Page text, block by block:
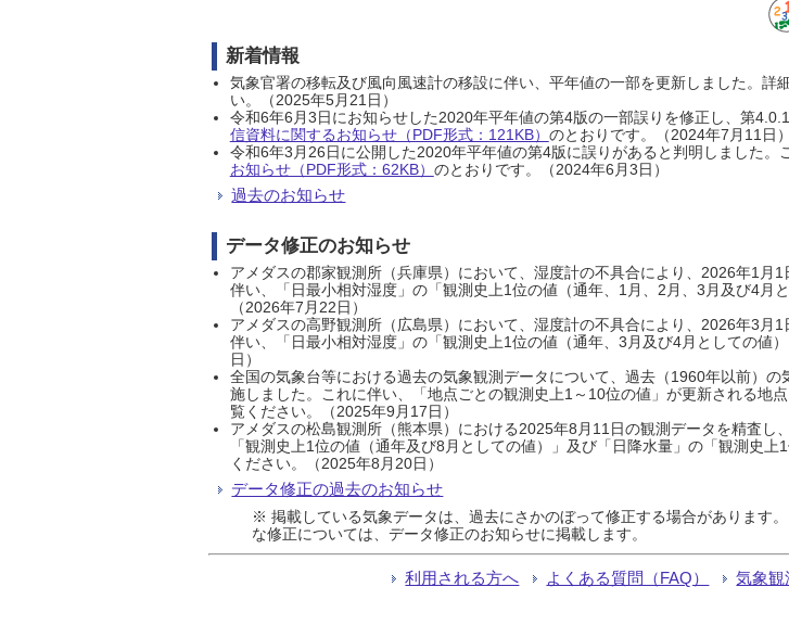
新着情報
気象官署の移転及び風向風速計の移設に伴い、平年値の一部を更新しました。詳
い。（2025年5月21日）
令和6年6月3日にお知らせした2020年平年値の第4版の一部誤りを修正し、第
信資料に関するお知らせ（PDF形式：121KB） のとおりです。（2024年7月11日）
令和6年3月26日に公開した2020年平年値の第4版に誤りがあると判明しました。
お知らせ（PDF形式：62KB） のとおりです。（2024年6月3日）
過去のお知らせ
データ修正のお知らせ
アメダスの郡家観測所（兵庫県）において、湿度計の不具合により、2026年1月
伴い、「日最小相対湿度」の「観測史上1位の値（通年、1月、2月、3月及び4月
（2026年7月22日）
アメダスの高野観測所（広島県）において、湿度計の不具合により、2026年3月
伴い、「日最小相対湿度」の「観測史上1位の値（通年、3月及び4月としての値
日）
全国の気象台等における過去の気象観測データについて、過去（1960年以前）
施しました。これに伴い、「地点ごとの観測史上1～10位の値」が更新される地
覧ください。（2025年9月17日）
アメダスの松島観測所（熊本県）における2025年8月11日の観測データを精査
「観測史上1位の値（通年及び8月としての値）」及び「日降水量」の「観測史
ください。（2025年8月20日）
データ修正の過去のお知らせ
※ 掲載している気象データは、過去にさかのぼって修正する場合があります
な修正については、データ修正のお知らせに掲載します。
利用される方へ よくある質問（FAQ） 気象観